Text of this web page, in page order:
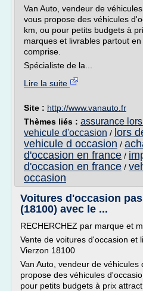
Van Auto, vendeur de
vous propose des véhicules
km, ou pour petits budgets à
marques et livrables partout
comprise.
Spécialiste de la...
Lire la suite
Site : http://www.vanauto.fr
Thèmes liés : assurance
vehicule d'occasion / lors
vehicule d occasion /
d'occasion en france /
d'occasion en france /
occasion
Voitures d'occasion
(18100) avec le ...
RECHERCHEZ par marque et
Vente de voitures d'occasion et
Vierzon 18100
Van Auto, vendeur de
propose des véhicules
pour petits budgets à prix